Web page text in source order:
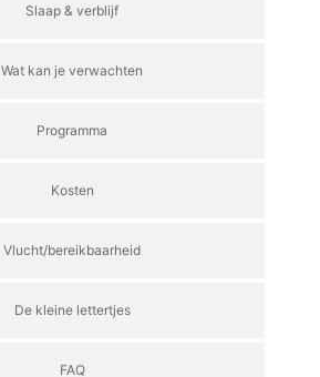
Slaap & verblijf
Wat kan je verwachten
Programma
Kosten
Vlucht/bereikbaarheid
De kleine lettertjes
FAQ